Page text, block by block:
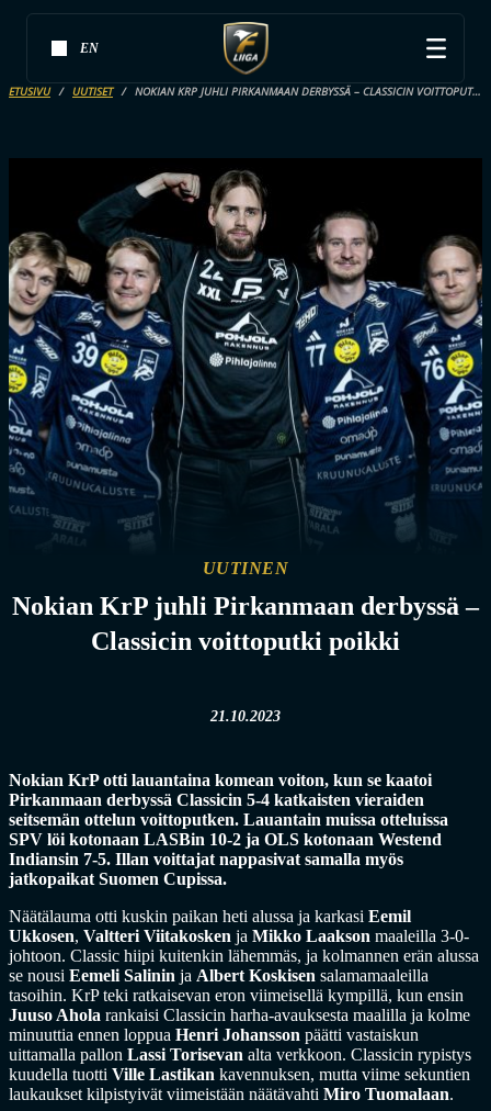
EN
ETUSIVU UUTISET NOKIAN KRP JUHLI PIRKANMAAN DERBYSSÄ – CLASSICIN VOITTOPUTKI POIKKI
UUTINEN
Nokian KrP juhli Pirkanmaan derbyssä –
Classicin voittoputki poikki
21.10.2023
Nokian KrP otti lauantaina komean voiton, kun se kaatoi
Pirkanmaan derbyssä Classicin 5-4 katkaisten vieraiden
seitsemän ottelun voittoputken. Lauantain muissa otteluissa
SPV löi kotonaan LASBin 10-2 ja OLS kotonaan Westend
Indiansin 7-5. Illan voittajat nappasivat samalla myös
jatkopaikat Suomen Cupissa.
Näätälauma otti kuskin paikan heti alussa ja karkasi Eemil
Ukkosen, Valtteri Viitakosken ja Mikko Laakson maaleilla 3-0-
johtoon. Classic hiipi kuitenkin lähemmäs, ja kolmannen erän alussa
se nousi Eemeli Salinin ja Albert Koskisen salamamaaleilla
tasoihin. KrP teki ratkaisevan eron viimeisellä kympillä, kun ensin
Juuso Ahola rankaisi Classicin harha-avauksesta maalilla ja kolme
minuuttia ennen loppua Henri Johansson päätti vastaiskun
uittamalla pallon Lassi Torisevan alta verkkoon. Classicin rypistys
kuudella tuotti Ville Lastikan kavennuksen, mutta viime sekuntien
laukaukset kilpistyivät viimeistään näätävahti Miro Tuomalaan.